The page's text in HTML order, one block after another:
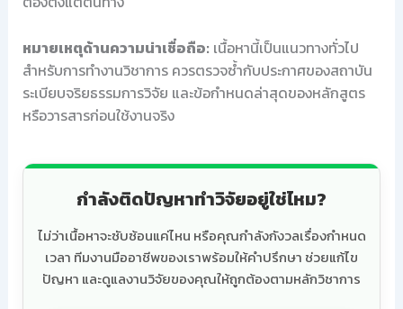
หมายเหตุด้านความน่าเชื่อถือ: เนื้อหานี้เป็นแนวทางทั่วไป
สำหรับการทำงานวิชาการ ควรตรวจซ้ำกับประกาศของสถาบัน
ระเบียบจริยธรรมการวิจัย และข้อกำหนดล่าสุดของหลักสูตร
หรือวารสารก่อนใช้งานจริง
กำลังติดปัญหาทำวิจัยอยู่ใช่ไหม?
ไม่ว่าเนื้อหาจะซับซ้อนแค่ไหน หรือคุณกำลังกังวลเรื่องกำหนด
เวลา ทีมงานมืออาชีพของเราพร้อมให้คำปรึกษา ช่วยแก้ไข
ปัญหา และดูแลงานวิจัยของคุณให้ถูกต้องตามหลักวิชาการ